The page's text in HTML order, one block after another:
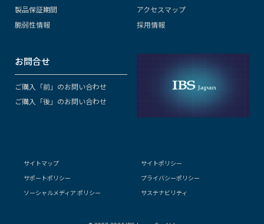
製品保証期間
脆弱性情報
アクセスマップ
採用情報
お問合せ
ご購入「前」のお問い合わせ
ご購入「後」のお問い合わせ
サイトマップ
サイトポリシー
サポートポリシー
プライバシーポリシー
ソーシャルメディア ポリシー
サステナビリティ